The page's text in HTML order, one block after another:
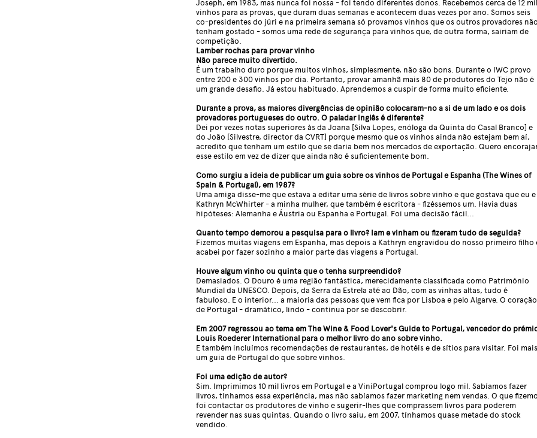
Joseph, em 1983, mas nunca foi nossa - foi tendo diferentes donos. Recebemos cerca de 12 mil
vinhos para as provas, que duram duas semanas e acontecem duas vezes por ano. Somos seis
co-presidentes do júri e na primeira semana só provamos vinhos que os outros provadores não
tenham gostado - somos uma rede de segurança para vinhos que, de outra forma, sairiam de
competição.
Lamber rochas para provar vinho
Não parece muito divertido.
É um trabalho duro porque muitos vinhos, simplesmente, não são bons. Durante o IWC provo
entre 200 e 300 vinhos por dia. Portanto, provar amanhã mais 80 de produtores do Tejo não é
um grande desafio. Já estou habituado. Aprendemos a cuspir de forma muito eficiente.
Durante a prova, as maiores divergências de opinião colocaram-no a si de um lado e os dois
provadores portugueses do outro. O paladar inglês é diferente?
Dei por vezes notas superiores às da Joana [Silva Lopes, enóloga da Quinta do Casal Branco] e
do João [Silvestre, director da CVRT] porque mesmo que os vinhos ainda não estejam bem aí,
acredito que tenham um estilo que se daria bem nos mercados de exportação. Quero
esse estilo em vez de dizer que ainda não é suficientemente bom.
Como surgiu a ideia de publicar um guia sobre os vinhos de Portugal e Espanha (The Wines of
Spain & Portugal), em 1987?
Uma amiga disse-me que estava a editar uma série de livros sobre vinho e que gostava que eu e
Kathryn McWhirter - a minha mulher, que também é escritora - fizéssemos um. Havia duas
hipóteses: Alemanha e Áustria ou Espanha e Portugal. Foi uma decisão fácil...
Quanto tempo demorou a pesquisa para o livro? Iam e vinham ou fizeram tudo de seguida?
Fizemos muitas viagens em Espanha, mas depois a Kathryn engravidou do nosso primeiro filho
acabei por fazer sozinho a maior parte das viagens a Portugal.
Houve algum vinho ou quinta que o tenha surpreendido?
Demasiados. O Douro é uma região fantástica, merecidamente classificada como Património
Mundial da UNESCO. Depois, da Serra da Estrela até ao Dão, com as vinhas altas, tudo é
fabuloso. E o interior... a maioria das pessoas que vem fica por Lisboa e pelo Algarve. O coração
de Portugal - dramático, lindo - continua por se descobrir.
Em 2007 regressou ao tema em The Wine & Food Lover's Guide to Portugal, vencedor do
Louis Roederer International para o melhor livro do ano sobre vinho.
E também incluímos recomendações de restaurantes, de hotéis e de sítios para visitar. Foi mais
um guia de Portugal do que sobre vinhos.
Foi uma edição de autor?
Sim. Imprimimos 10 mil livros em Portugal e a ViniPortugal comprou logo mil. Sabíamos fazer
livros, tínhamos essa experiência, mas não sabíamos fazer marketing nem vendas. O que
foi contactar os produtores de vinho e sugerir-lhes que comprassem livros para poderem
revender nas suas quintas. Quando o livro saiu, em 2007, tínhamos quase metade do stock
vendido.